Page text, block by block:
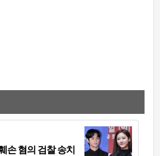
손 혐의 검찰 송치